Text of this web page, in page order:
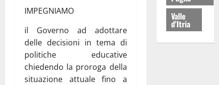
IMPEGNIAMO
il Governo ad adottare
delle decisioni in tema di
politiche educative
chiedendo la proroga della
situazione attuale fino a
Valle
d'Itria